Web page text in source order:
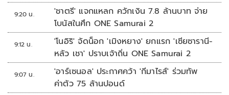
9:20 น.
'ชาตรี' แจกแหลก ควักเงิน 7.8 ล้านบาท จ่าย
โบนัสในศึก ONE Samurai 2
9:12 น.
'โนอิริ' จัดน็อก 'เมิงหยาง' ยกแรก 'เซียซารานี-
หลัว เชา' ปราบเจ้าถิ่น ONE Samurai 2
9:07 น.
'อาร์เซนอล' ประกาศคว้า 'กีมาไรส์' ร่วมทัพ
ค่าตัว 75 ล้านปอนด์